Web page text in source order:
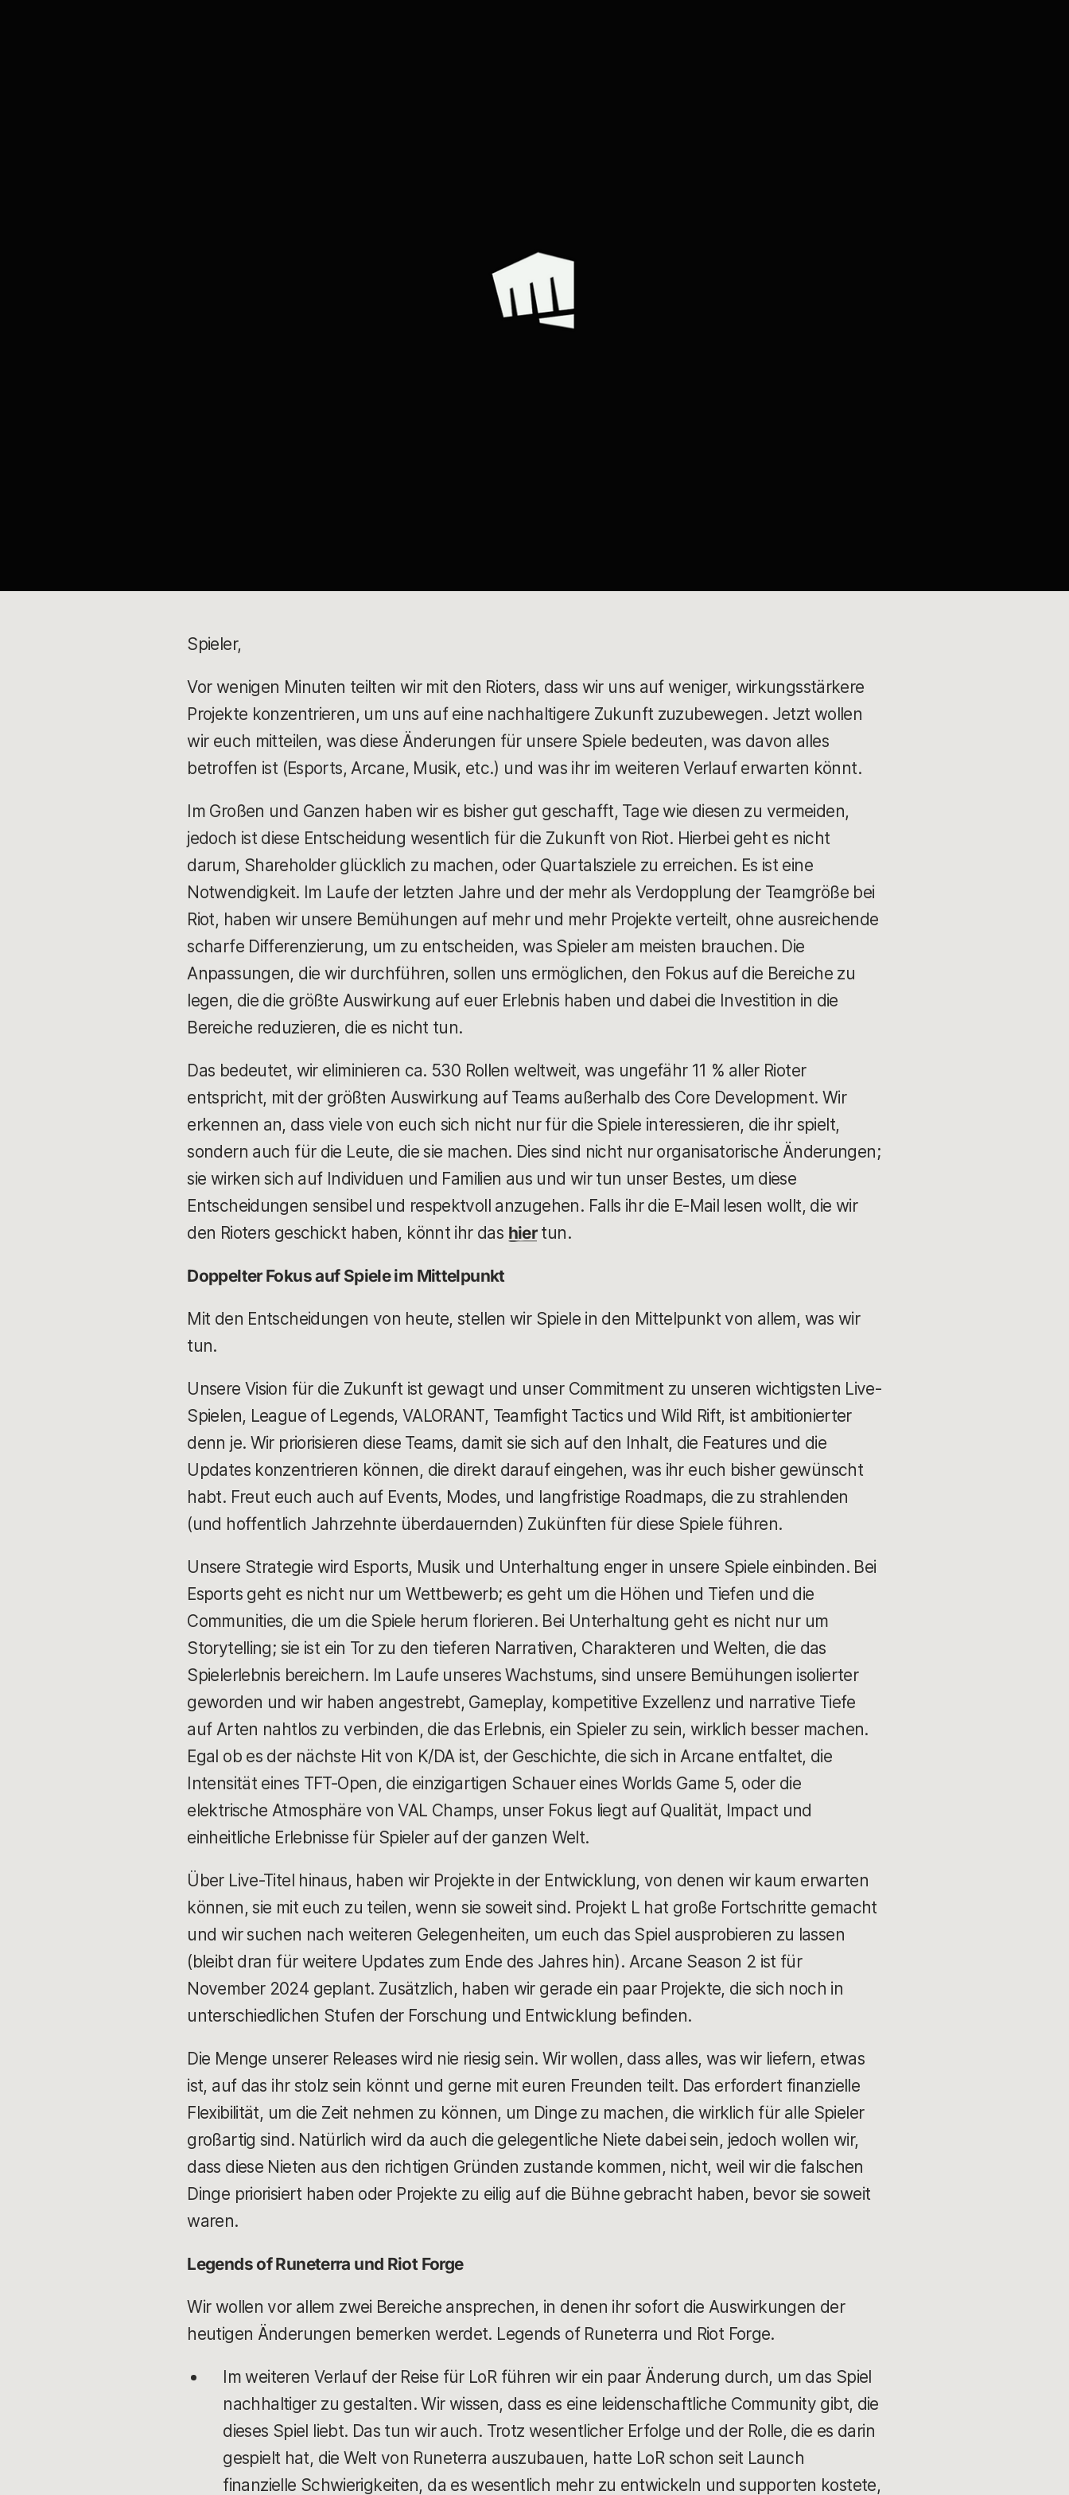
Spieler,
Vor wenigen Minuten teilten wir mit den Rioters, dass wir uns auf weniger, wirkungsstärkere
Projekte konzentrieren, um uns auf eine nachhaltigere Zukunft zuzubewegen. Jetzt wollen
wir euch mitteilen, was diese Änderungen für unsere Spiele bedeuten, was davon alles
betroffen ist (Esports, Arcane, Musik, etc.) und was ihr im weiteren Verlauf erwarten könnt.
Im Großen und Ganzen haben wir es bisher gut geschafft, Tage wie diesen zu vermeiden,
jedoch ist diese Entscheidung wesentlich für die Zukunft von Riot. Hierbei geht es nicht
darum, Shareholder glücklich zu machen, oder Quartalsziele zu erreichen. Es ist eine
Notwendigkeit. Im Laufe der letzten Jahre und der mehr als Verdopplung der Teamgröße bei
Riot, haben wir unsere Bemühungen auf mehr und mehr Projekte verteilt, ohne ausreichende
scharfe Differenzierung, um zu entscheiden, was Spieler am meisten brauchen. Die
Anpassungen, die wir durchführen, sollen uns ermöglichen, den Fokus auf die Bereiche zu
legen, die die größte Auswirkung auf euer Erlebnis haben und dabei die Investition in die
Bereiche reduzieren, die es nicht tun.
Das bedeutet, wir eliminieren ca. 530 Rollen weltweit, was ungefähr 11 % aller Rioter
entspricht, mit der größten Auswirkung auf Teams außerhalb des Core Development. Wir
erkennen an, dass viele von euch sich nicht nur für die Spiele interessieren, die ihr spielt,
sondern auch für die Leute, die sie machen. Dies sind nicht nur organisatorische Änderungen;
sie wirken sich auf Individuen und Familien aus und wir tun unser Bestes, um diese
Entscheidungen sensibel und respektvoll anzugehen. Falls ihr die E-Mail lesen wollt, die wir
den Rioters geschickt haben, könnt ihr das hiertun.
Doppelter Fokus auf Spiele im Mittelpunkt
Mit den Entscheidungen von heute, stellen wir Spiele in den Mittelpunkt von allem, was wir
tun.
Unsere Vision für die Zukunft ist gewagt und unser Commitment zu unseren wichtigsten Live-
Spielen, League of Legends, VALORANT, Teamfight Tactics und Wild Rift, ist ambitionierter
denn je. Wir priorisieren diese Teams, damit sie sich auf den Inhalt, die Features und die
Updates konzentrieren können, die direkt darauf eingehen, was ihr euch bisher gewünscht
habt. Freut euch auch auf Events, Modes, und langfristige Roadmaps, die zu strahlenden
(und hoffentlich Jahrzehnte überdauernden) Zukünften für diese Spiele führen.
Unsere Strategie wird Esports, Musik und Unterhaltung enger in unsere Spiele einbinden. Bei
Esports geht es nicht nur um Wettbewerb; es geht um die Höhen und Tiefen und die
Communities, die um die Spiele herum florieren. Bei Unterhaltung geht es nicht nur um
Storytelling; sie ist ein Tor zu den tieferen Narrativen, Charakteren und Welten, die das
Spielerlebnis bereichern. Im Laufe unseres Wachstums, sind unsere Bemühungen isolierter
geworden und wir haben angestrebt, Gameplay, kompetitive Exzellenz und narrative Tiefe
auf Arten nahtlos zu verbinden, die das Erlebnis, ein Spieler zu sein, wirklich besser machen.
Egal ob es der nächste Hit von K/DA ist, der Geschichte, die sich in Arcane entfaltet, die
Intensität eines TFT-Open, die einzigartigen Schauer eines Worlds Game 5, oder die
elektrische Atmosphäre von VAL Champs, unser Fokus liegt auf Qualität, Impact und
einheitliche Erlebnisse für Spieler auf der ganzen Welt.
Über Live-Titel hinaus, haben wir Projekte in der Entwicklung, von denen wir kaum erwarten
können, sie mit euch zu teilen, wenn sie soweit sind. Projekt L hat große Fortschritte gemacht
und wir suchen nach weiteren Gelegenheiten, um euch das Spiel ausprobieren zu lassen
(bleibt dran für weitere Updates zum Ende des Jahres hin). Arcane Season 2 ist für
November 2024 geplant. Zusätzlich, haben wir gerade ein paar Projekte, die sich noch in
unterschiedlichen Stufen der Forschung und Entwicklung befinden.
Die Menge unserer Releases wird nie riesig sein. Wir wollen, dass alles, was wir liefern, etwas
ist, auf das ihr stolz sein könnt und gerne mit euren Freunden teilt. Das erfordert finanzielle
Flexibilität, um die Zeit nehmen zu können, um Dinge zu machen, die wirklich für alle Spieler
großartig sind. Natürlich wird da auch die gelegentliche Niete dabei sein, jedoch wollen wir,
dass diese Nieten aus den richtigen Gründen zustande kommen, nicht, weil wir die falschen
Dinge priorisiert haben oder Projekte zu eilig auf die Bühne gebracht haben, bevor sie soweit
waren.
Legends of Runeterra und Riot Forge
Wir wollen vor allem zwei Bereiche ansprechen, in denen ihr sofort die Auswirkungen der
heutigen Änderungen bemerken werdet. Legends of Runeterra und Riot Forge.
Im weiteren Verlauf der Reise für LoR führen wir ein paar Änderung durch, um das Spiel
nachhaltiger zu gestalten. Wir wissen, dass es eine leidenschaftliche Community gibt, die
dieses Spiel liebt. Das tun wir auch. Trotz wesentlicher Erfolge und der Rolle, die es darin
gespielt hat, die Welt von Runeterra auszubauen, hatte LoR schon seit Launch
finanzielle Schwierigkeiten, da es wesentlich mehr zu entwickeln und supporten kostete,